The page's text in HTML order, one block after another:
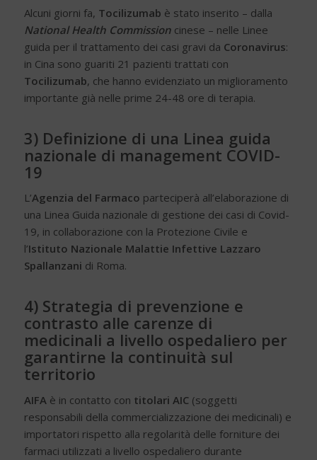
Alcuni giorni fa, Tocilizumab è stato inserito – dalla
National Health Commissioncinese – nelle Linee
guida per il trattamento dei casi gravi da Coronavirus:
in Cina sono guariti 21 pazienti trattati con
Tocilizumab, che hanno evidenziato un miglioramento
importante già nelle prime 24-48 ore di terapia.
3) Definizione di una Linea guida
nazionale di management COVID-
19
L’Agenzia del Farmaco parteciperà all’elaborazione di
una Linea Guida nazionale di gestione dei casi di Covid-
19, in collaborazione con la Protezione Civile e
l’Istituto Nazionale Malattie Infettive Lazzaro
Spallanzani di Roma.
4) Strategia di prevenzione e
contrasto alle carenze di
medicinali a livello ospedaliero per
garantirne la continuità sul
territorio
AIFAè in contatto con titolari AIC (soggetti
responsabili della commercializzazione dei medicinali) e
importatori rispetto alla regolarità delle forniture dei
farmaci utilizzati a livello ospedaliero durante